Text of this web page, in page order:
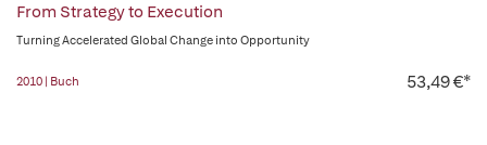
From Strategy to Execution
Turning Accelerated Global Change into Opportunity
2010 | Buch 53,49 €*